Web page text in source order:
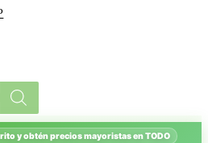
y obtén precios mayoristas en TODO